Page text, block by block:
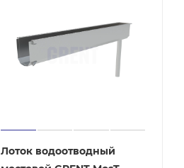
Лоток водоотводный